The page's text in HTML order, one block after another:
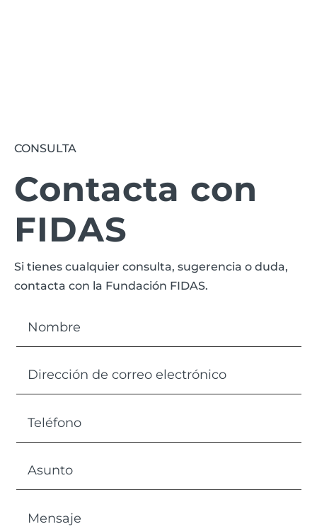
CONSULTA
Contacta con
FIDAS
Si tienes cualquier consulta, sugerencia o duda,
contacta con la Fundación FIDAS.